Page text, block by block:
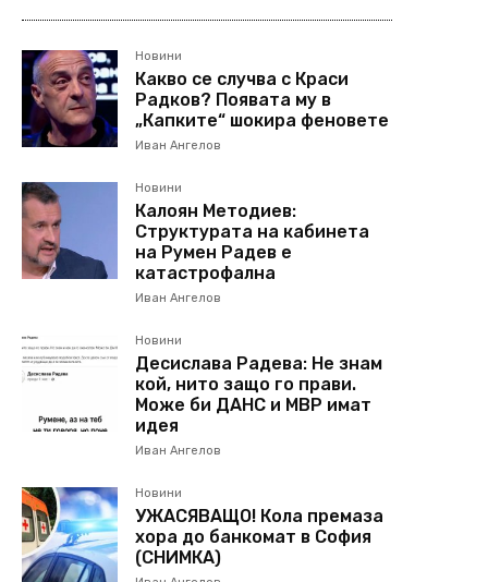
Новини
Какво се случва с Краси
Радков? Появата му в
„Капките“ шокира феновете
Иван Ангелов
Новини
Калоян Методиев:
Структурата на кабинета
на Румен Радев е
катастрофална
Иван Ангелов
Новини
Десислава Радева: Не знам
кой, нито защо го прави.
Може би ДАНС и МВР имат
идея
Иван Ангелов
Новини
УЖАСЯВАЩО! Кола премаза
хора до банкомат в София
(СНИМКА)